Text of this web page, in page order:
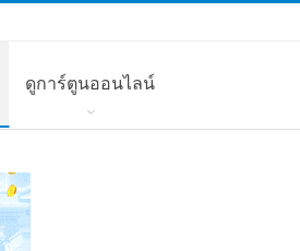
ดูการ์ตูนออนไลน์